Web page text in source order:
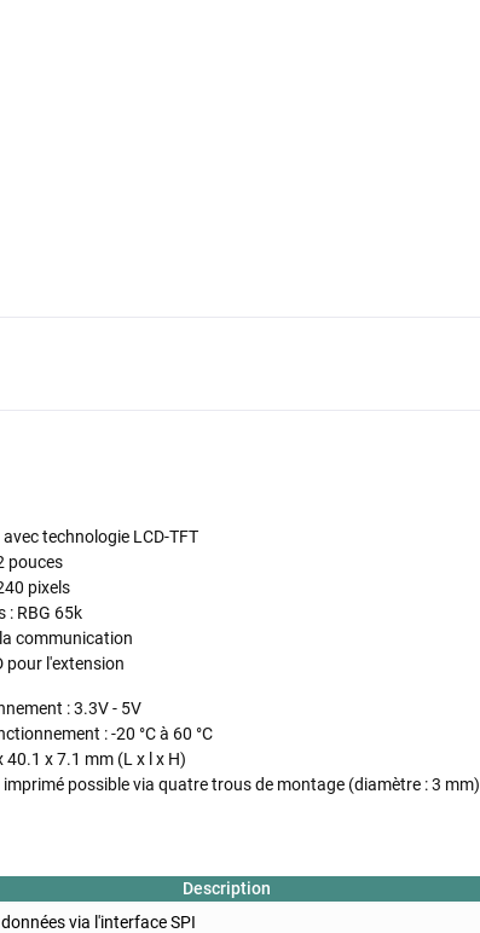
technologie LCD-TFT
pouces
pixels
: RBG 65k
communication
pour l'extension
: 3.3V - 5V
:-20 °C à 60 °C
40.1 x 7.1 mm (L x l x H)
possible via quatre trous de montage (diamètre : 3 mm)
Description
via l'interface SPI